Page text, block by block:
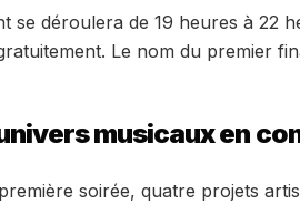
se déroulera de 19 heures à 22
Le nom du premier
musicaux en
soirée, quatre projets